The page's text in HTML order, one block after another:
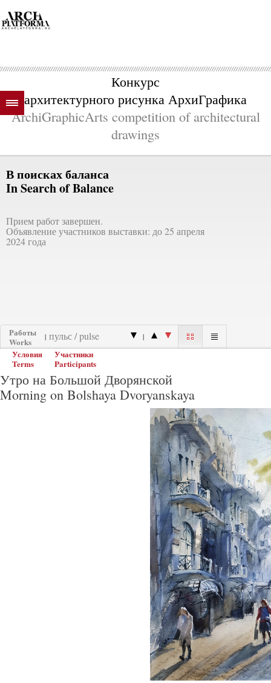
Конкурс
архитектурного рисунка АрхиГрафика
ArchiGraphicArts competition of architectural
drawings
В поисках баланса
In Search of Balance
Прием работ завершен.
Объявление участников выставки: до 25 апреля
2024 года
Работы
Works
| |
Условия
Terms
Участники
Participants
Утро на Большой Дворянской
Morning on Bolshaya Dvoryanskaya